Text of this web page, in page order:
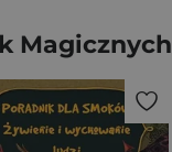
Magicznych